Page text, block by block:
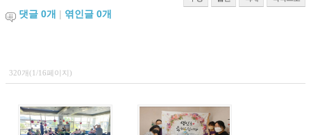
댓글 0개 | 엮인글 0개
320개(1/16페이지)